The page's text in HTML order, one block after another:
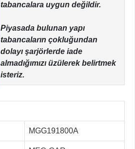
tabancalara uygun değildir.
Piyasada bulunan yapı
tabancaların çokluğundan
dolayı şarjörlerde iade
almadığımızı üzülerek belirtmek
isteriz.
MGG191800A